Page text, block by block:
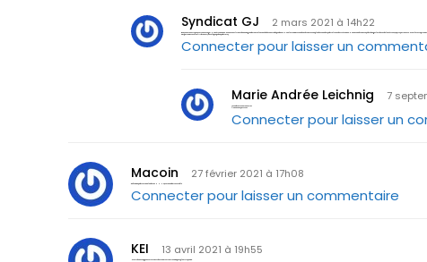
Syndicat GJ 2 mars 2021 à 14h22
Bonjour et merci pour votre message ! Nous étions nous-mêmes militants dans une grande centrale avant de devenir indépendants. Nous les connaissons donc bien et avons plus de 25 ans de syndicalisme derrière nous. Nous avons bien essayé de changer les choses de l’intérieur, on y croyait encore. Mais la corruption est trop profonde et la législation verrouille la main-mise des centrales représentatives dans le système. Nous n’avons pas d’autre choix que de prendre notre indépendance, de refuser toute subvention pour rester libres et de tenter de redonner au syndicalisme ses titres de noblesse. Nous encourageons les militants de terrain des centrales qui sont sincères à cesser de nourrir des structures qui font partie intégrante du système et qui n’ont aucune envie que ça change. Nous devons être un véritable contre-pouvoir et non un « partenaire social » ! A bientôt, toute l’équipe du Syndicat GJ
Connecter pour laisser un
Marie Andrée Leichnig 7
Je voudrais vous contacter
Comment y arriver
Connecter pour laisser un
Macoin 27 février 2021 à 17h08
Enfin un syndicat sans leader a 5000e, avec mandat revocable
Connecter pour laisser un commentaire
KEI 13 avril 2021 à 19h55
Merci beaucoup pour votre contribution et votre acte on ne peut plus citoyenne.